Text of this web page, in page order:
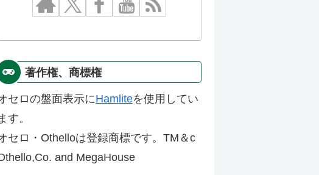
著作権、商標権
セロの盤面表示にHamliteを使用してい
ます。
セロ・Othelloは登録商標です。TM＆c
and MegaHouse